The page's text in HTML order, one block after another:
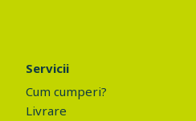
Servicii
Cum cumperi?
Livrare